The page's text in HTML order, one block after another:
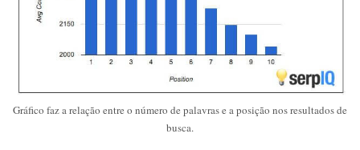
Gráfico faz a relação entre o número de palavras e a posição nos resultados de
busca.